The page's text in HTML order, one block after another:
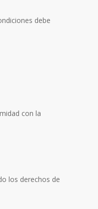
debe
con la
los derechos de